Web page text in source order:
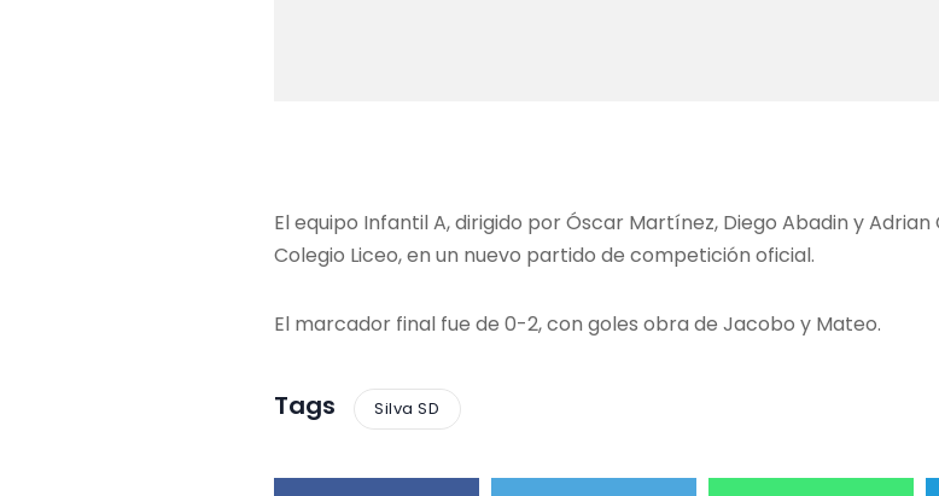
El equipo Infantil A, dirigido por Óscar Martínez, Diego Abadin y
Colegio Liceo, en un nuevo partido de competición oficial.
El marcador final fue de 0-2, con goles obra de Jacobo y Mateo.
Tags Silva SD